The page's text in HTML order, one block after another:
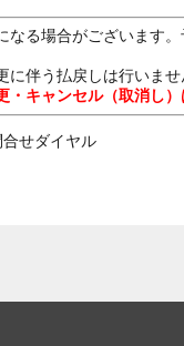
なる場合がございます
に伴う払戻しは行いませ
・キャンセル（取消し）
せダイヤル